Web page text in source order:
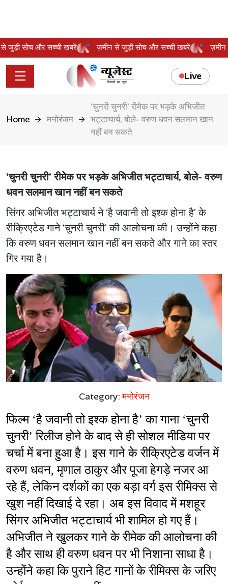
से जुड़ी सोच और सच्ची खबरें ज़मीन से जुड़ी सोच और सच्ची खबरें
Live
Home मनोरंजन
‘चुनरी चुनरी’ रीमेक पर भड़के अभिजीत
भट्टाचार्य, बोले- वरुण धवन सलमान खान
नहीं बन सकते
‘चुनरी चुनरी’ रीमेक पर भड़के अभिजीत भट्टाचार्य, बोले- वरुण
धवन सलमान खान नहीं बन सकते
सिंगर अभिजीत भट्टाचार्य ने ‘है जवानी तो इश्क होना है’ के
रीक्रिएटेड गाने ‘चुनरी चुनरी’ की आलोचना की। उन्होंने कहा
कि वरुण धवन सलमान खान नहीं बन सकते और गाने का स्तर
गिर गया है।
Category:मनोरंजन
फिल्म ‘है जवानी तो इश्क होना है’ का गाना ‘चुनरी
चुनरी’ रिलीज होने के बाद से ही सोशल मीडिया पर
चर्चा में बना हुआ है। इस गाने के रीक्रिएटेड वर्जन में
वरुण धवन, मृणाल ठाकुर और पूजा हेगड़े नजर आ
रहे हैं, लेकिन दर्शकों का एक बड़ा वर्ग इस रीमिक्स से
खुश नहीं दिखाई दे रहा। अब इस विवाद में मशहूर
सिंगर अभिजीत भट्टाचार्य भी शामिल हो गए हैं।
अभिजीत ने खुलकर गाने के रीमेक की आलोचना की
है और साथ ही वरुण धवन पर भी निशाना साधा है।
उन्होंने कहा कि पुराने हिट गानों के रीमिक्स के जरिए